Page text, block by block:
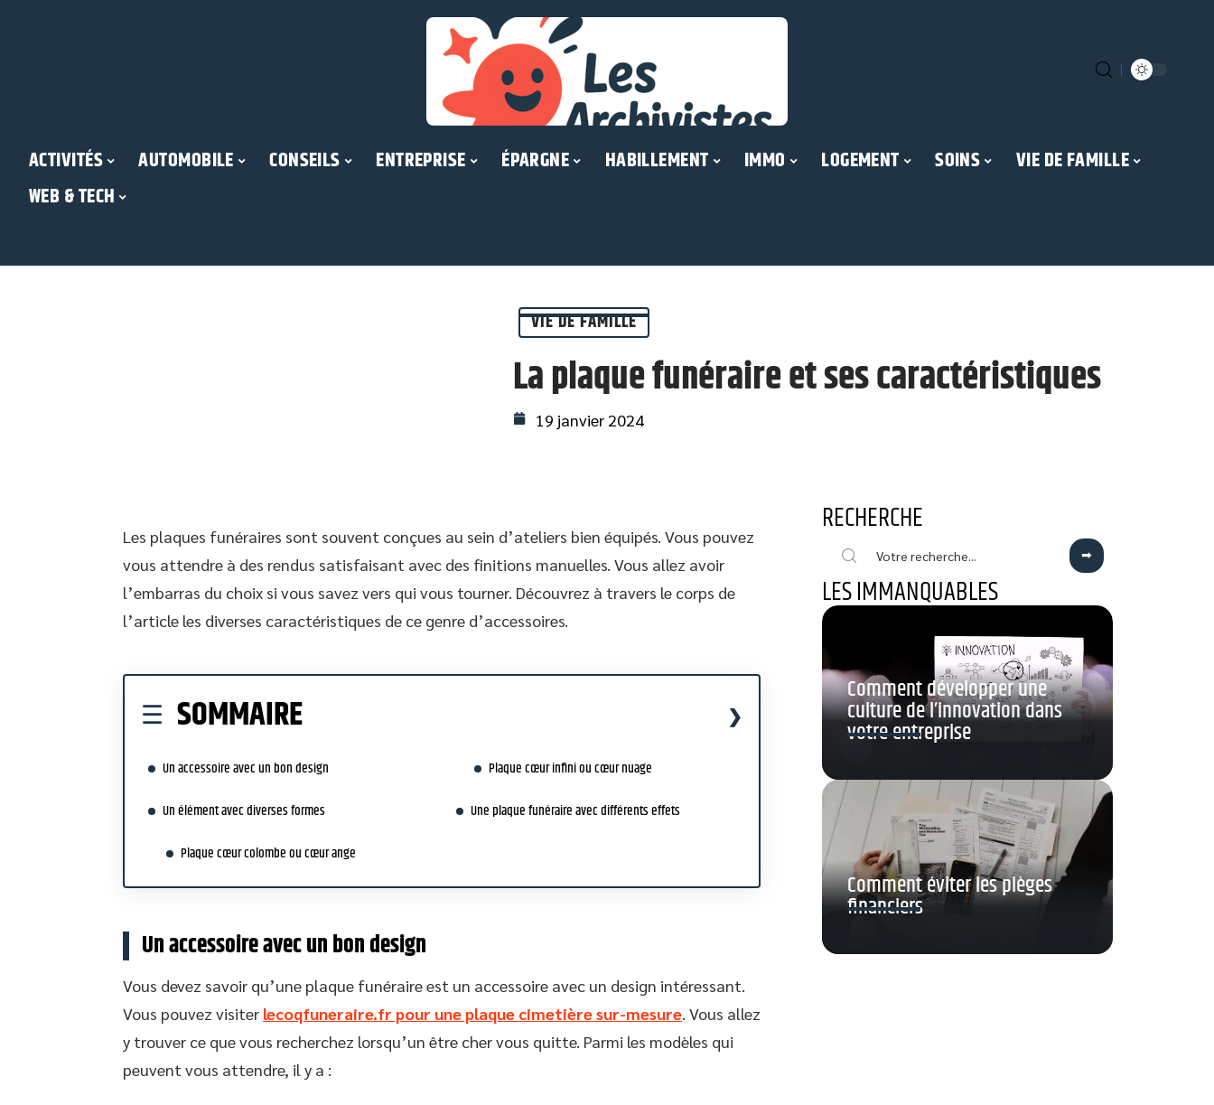
ACTIVITÉS AUTOMOBILE CONSEILS ENTREPRISE ÉPARGNE HABILLEMENT IMMO LOGEMENT SOINS
VIE DE FAMILLE
WEB & TECH
VIE DE FAMILLE
La plaque funéraire et ses caractéristiques
19 janvier 2024
Les plaques funéraires sont souvent conçues au sein d’ateliers bien équipés. Vous pouvez
vous attendre à des rendus satisfaisant avec des finitions manuelles. Vous allez avoir
l’embarras du choix si vous savez vers qui vous tourner. Découvrez à travers le corps de
l’article les diverses caractéristiques de ce genre d’accessoires.
SOMMAIRE
Un accessoire avec un bon design
Un élément avec diverses formes
Plaque cœur colombe ou cœur ange
Plaque cœur infini ou cœur nuage
Une plaque funéraire avec différents effets
Un accessoire avec un bon design
Vous devez savoir qu’une plaque funéraire est un accessoire avec un design intéressant.
Vous pouvez visiter lecoqfuneraire.fr pour une plaque cimetière sur-mesure. Vous allez
y trouver ce que vous recherchez lorsqu’un être cher vous quitte. Parmi les modèles qui
peuvent vous attendre, il y a :
RECHERCHE
LES IMMANQUABLES
Comment développer une
culture de l’innovation dans
votre entreprise
Comment éviter les pièges
financiers